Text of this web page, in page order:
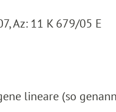
Az: 11 K 679/05 E
lineare (so